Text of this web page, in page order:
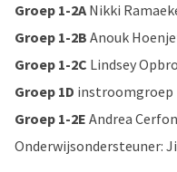
Groep 1-2A Nikki
Groep 1-2B Anouk
Groep 1-2C Lindsey
Groep 1D instroomgroep
Groep 1-2E Andrea
Onderwijsondersteuner: